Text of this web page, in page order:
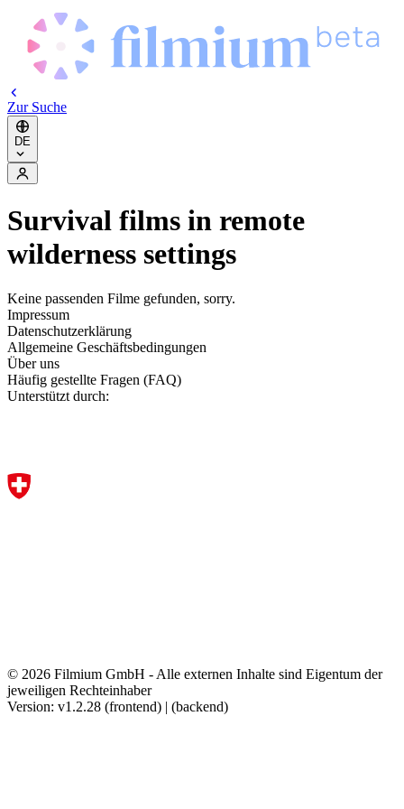
Zur Suche
DE
Survival films in remote
wilderness settings
Keine passenden Filme gefunden, sorry.
Impressum
Datenschutzerklärung
Allgemeine Geschäftsbedingungen
Über uns
Häufig gestellte Fragen (FAQ)
Unterstützt durch:
© 2026 Filmium GmbH - Alle externen Inhalte sind Eigentum der
jeweiligen Rechteinhaber
Version: v1.2.28 (frontend) | (backend)